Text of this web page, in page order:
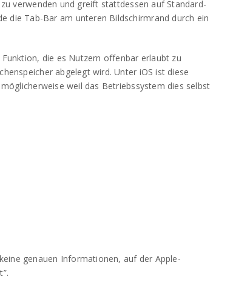
verwenden und greift stattdessen auf Standard-
die Tab-Bar am unteren Bildschirmrand durch ein
die es Nutzern offenbar erlaubt zu
abgelegt wird. Unter iOS ist diese
weil das Betriebssystem dies selbst
genauen Informationen, auf der Apple-